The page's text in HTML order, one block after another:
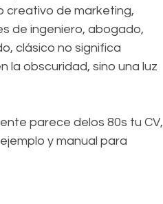
creativo de marketing,
de ingeniero, abogado,
clásico no significa
la obscuridad, sino una luz
parece delos 80s tu CV,
y manual para